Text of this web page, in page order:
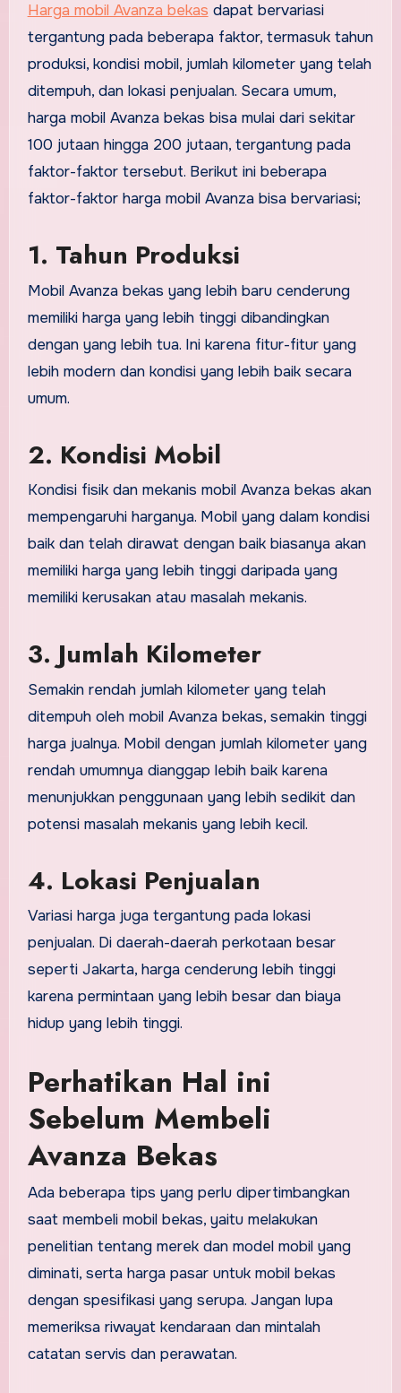
Harga mobil Avanza bekas dapat bervariasi
tergantung pada beberapa faktor, termasuk tahun
produksi, kondisi mobil, jumlah kilometer yang telah
ditempuh, dan lokasi penjualan. Secara umum,
harga mobil Avanza bekas bisa mulai dari sekitar
100 jutaan hingga 200 jutaan, tergantung pada
faktor-faktor tersebut. Berikut ini beberapa
faktor-faktor harga mobil Avanza bisa bervariasi;
1. Tahun Produksi
Mobil Avanza bekas yang lebih baru cenderung
memiliki harga yang lebih tinggi dibandingkan
dengan yang lebih tua. Ini karena fitur-fitur yang
lebih modern dan kondisi yang lebih baik secara
umum.
2. Kondisi Mobil
Kondisi fisik dan mekanis mobil Avanza bekas akan
mempengaruhi harganya. Mobil yang dalam kondisi
baik dan telah dirawat dengan baik biasanya akan
memiliki harga yang lebih tinggi daripada yang
memiliki kerusakan atau masalah mekanis.
3. Jumlah Kilometer
Semakin rendah jumlah kilometer yang telah
ditempuh oleh mobil Avanza bekas, semakin tinggi
harga jualnya. Mobil dengan jumlah kilometer yang
rendah umumnya dianggap lebih baik karena
menunjukkan penggunaan yang lebih sedikit dan
potensi masalah mekanis yang lebih kecil.
4. Lokasi Penjualan
Variasi harga juga tergantung pada lokasi
penjualan. Di daerah-daerah perkotaan besar
seperti Jakarta, harga cenderung lebih tinggi
karena permintaan yang lebih besar dan biaya
hidup yang lebih tinggi.
Perhatikan Hal ini
Sebelum Membeli
Avanza Bekas
Ada beberapa tips yang perlu dipertimbangkan
saat membeli mobil bekas, yaitu melakukan
penelitian tentang merek dan model mobil yang
diminati, serta harga pasar untuk mobil bekas
dengan spesifikasi yang serupa. Jangan lupa
memeriksa riwayat kendaraan dan mintalah
catatan servis dan perawatan.